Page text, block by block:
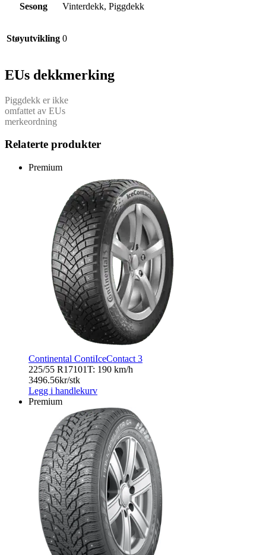
Sesong Vinterdekk, Piggdekk
Støyutvikling 0
EUs dekkmerking
Piggdekk er ikke
omfattet av EUs
merkeordning
Relaterte produkter
Premium
Continental ContiIceContact 3
225/55 R17101T: 190 km/h
3496.56kr/stk
Legg i handlekurv
Premium